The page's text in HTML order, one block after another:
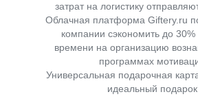
затрат на логистику
Облачная платформа Giftery.ru
компании сэкономить до
времени на организацию
программах
Универсальная подарочная
идеальный